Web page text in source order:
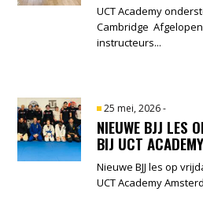
UCT Academy
Cambridge
instructeurs...
25 mei, 2026-
NIEUWE BJJ LES
BIJ UCT
Nieuwe BJJ les op
UCT Academy